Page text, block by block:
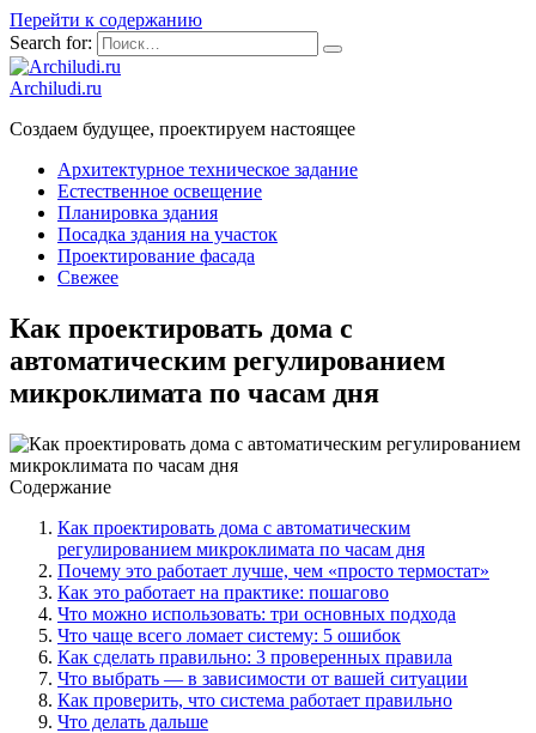
Перейти к содержанию
Search for:
Archiludi.ru
Создаем будущее, проектируем настоящее
Архитектурное техническое задание
Естественное освещение
Планировка здания
Посадка здания на участок
Проектирование фасада
Свежее
Как проектировать дома с
автоматическим регулированием
микроклимата по часам дня
Содержание
Как проектировать дома с автоматическим
регулированием микроклимата по часам дня
Почему это работает лучше, чем «просто термостат»
Как это работает на практике: пошагово
Что можно использовать: три основных подхода
Что чаще всего ломает систему: 5 ошибок
Как сделать правильно: 3 проверенных правила
Что выбрать — в зависимости от вашей ситуации
Как проверить, что система работает правильно
Что делать дальше